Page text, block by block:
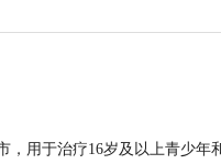
用于治疗16岁及以上青少年